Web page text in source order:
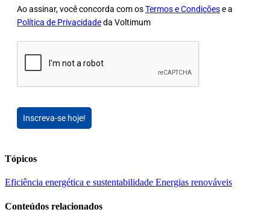
Ao assinar, você concorda com osTermos e Condiçõese a
Política de Privacidadeda Voltimum
Inscreva-se hoje!
Tópicos
Eficiência energética e sustentabilidade Energias renováveis
Conteúdos relacionados